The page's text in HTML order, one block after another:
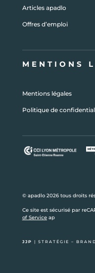
Articles apadlo
Offres d’emploi
MENTIONS
Mentions légales
Politique de
© apadlo 2026 tous droits
Ce site est sécurisé par
of Serviceap
JJP | STRATÉGIE –